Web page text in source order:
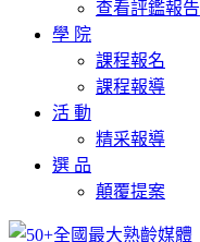
查看評鑑報告
學 院
課程報名
課程報導
活 動
精采報導
選 品
顛覆提案